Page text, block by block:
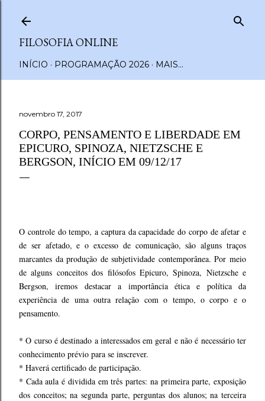
FILOSOFIA ONLINE
INÍCIO PROGRAMAÇÃO 2026 MAIS…
novembro 17, 2017
CORPO, PENSAMENTO E LIBERDADE EM
EPICURO, SPINOZA, NIETZSCHE E
BERGSON, INÍCIO EM 09/12/17
O controle do tempo, a captura da capacidade do corpo de afetar e
de ser afetado, e o excesso de comunicação, são alguns traços
marcantes da produção de subjetividade contemporânea. Por meio
de alguns conceitos dos filósofos Epicuro, Spinoza, Nietzsche e
Bergson, iremos destacar a importância ética e política da
experiência de uma outra relação com o tempo, o corpo e o
pensamento.
* O curso é destinado a interessados em geral e não é necessário ter
conhecimento prévio para se inscrever.
* Haverá certificado de participação.
* Cada aula é dividida em três partes: na primeira parte, exposição
dos conceitos; na segunda parte, perguntas dos alunos; na terceira